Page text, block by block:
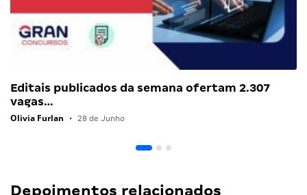
Editais publicados da semana ofertam 2.307
vagas…
Olivia Furlan • 28 de Junho
Depoimentos relacionados